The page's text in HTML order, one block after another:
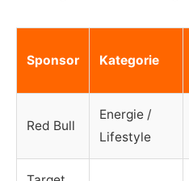
Sponsor Kategorie
Red Bull
Energie /
Lifestyle